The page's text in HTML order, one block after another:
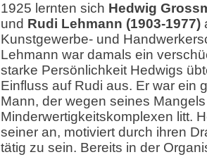
1925 lernten sich Hedwig
und Rudi Lehmann (1903-1977)
Kunstgewerbe- und
Lehmann war damals ein
starke Persönlichkeit Hedwigs
Einfluss auf Rudi aus. Er war ein
Mann, der wegen seines
Minderwertigkeitskomplexen litt.
seiner an, motiviert durch ihren
tätig zu sein. Bereits in der